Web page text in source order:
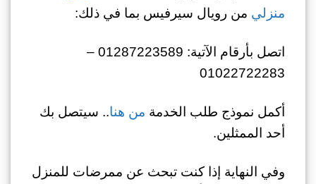
منزلي من رويال سيرفيس بما في ذلك:
اتصل بأرقام الآتية: 01287223589 –
01022722283
أكمل نموذج طلب الخدمة من هنا.. سيتصل بك
أحد الممثلين.
وفي النهاية إذا كنت تبحث عن ممرضات للمنزل